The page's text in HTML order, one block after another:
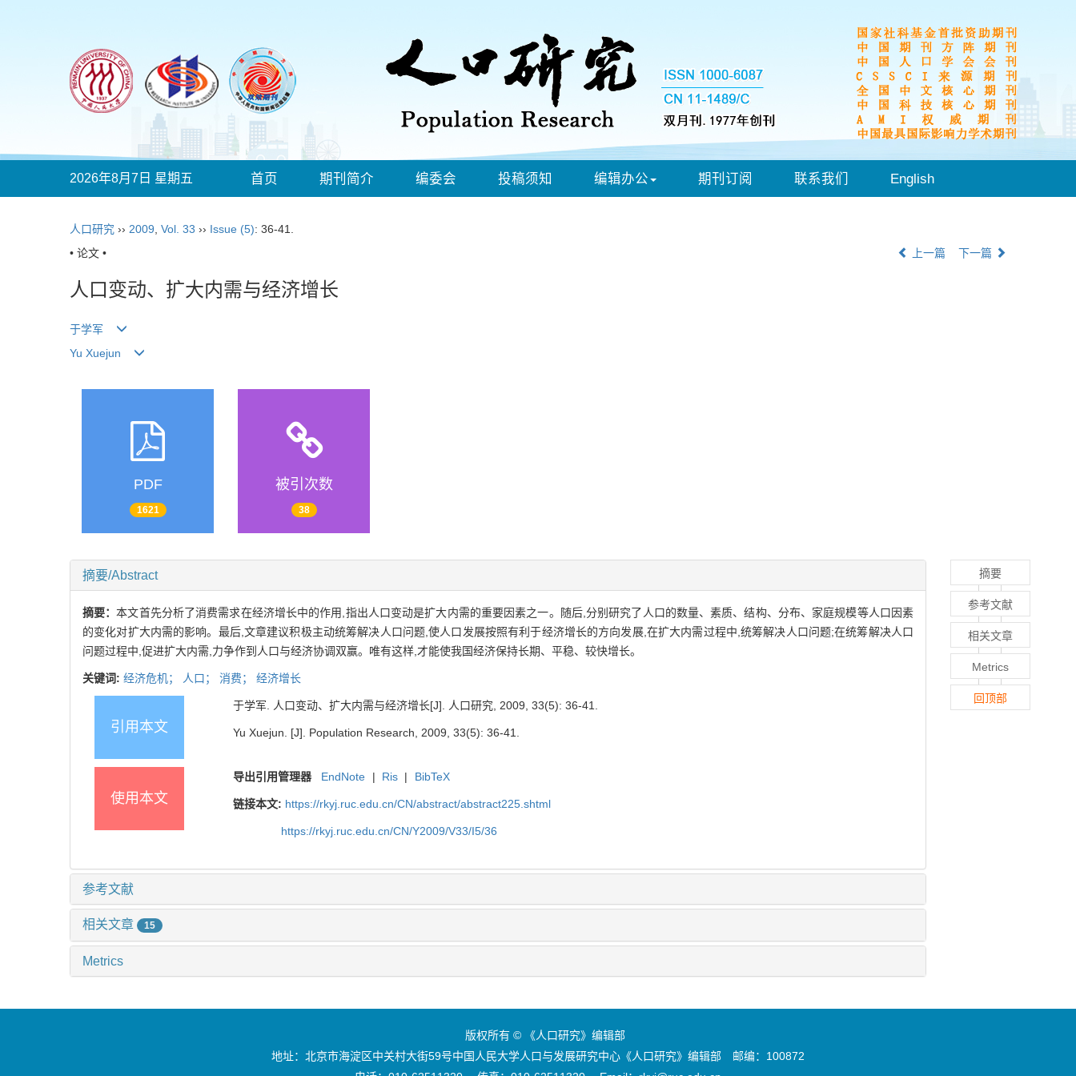
2026年8月7日 星期五 首页 期刊简介 编委会 投稿须知 编辑办公 期刊订阅 联系我们 English
人口研究 ›› 2009 Vol. 33 ›› Issue (5): 36-41.
• 论文 •
上一篇 下一篇
人口变动、扩大内需与经济增长
于学军
Yu Xuejun
PDF
1621
被引次数
38
摘要/Abstract
摘要：本文首先分析了消费需求在经济增长中的作用,指出人口变动是扩大内需的重要因素之一。随后,分别研究了人口的数量、素质、结构、分布、家庭规模等人口因素
的变化对扩大内需的影响。最后,文章建议积极主动统筹解决人口问题,使人口发展按照有利于经济增长的方向发展,在扩大内需过程中,统筹解决人口问题;在统筹解决人口
问题过程中,促进扩大内需,力争作到人口与经济协调双赢。唯有这样,才能使我国经济保持长期、平稳、较快增长。
关键词: 经济危机； 人口； 消费； 经济增长
引用本文
于学军. 人口变动、扩大内需与经济增长[J]. 人口研究, 2009, 33(5): 36-41.
Yu Xuejun. [J]. Population Research, 2009, 33(5): 36-41.
使用本文
导出引用管理器 EndNote | Ris | BibTeX
链接本文: https://rkyj.ruc.edu.cn/CN/abstract/abstract225.shtml
https://rkyj.ruc.edu.cn/CN/Y2009/V33/I5/36
参考文献
相关文章 15
Metrics
摘要
参考文献
相关文章
Metrics
回顶部
版权所有 © 《人口研究》编辑部
地址：北京市海淀区中关村大街59号中国人民大学人口与发展研究中心《人口研究》编辑部 邮编：100872